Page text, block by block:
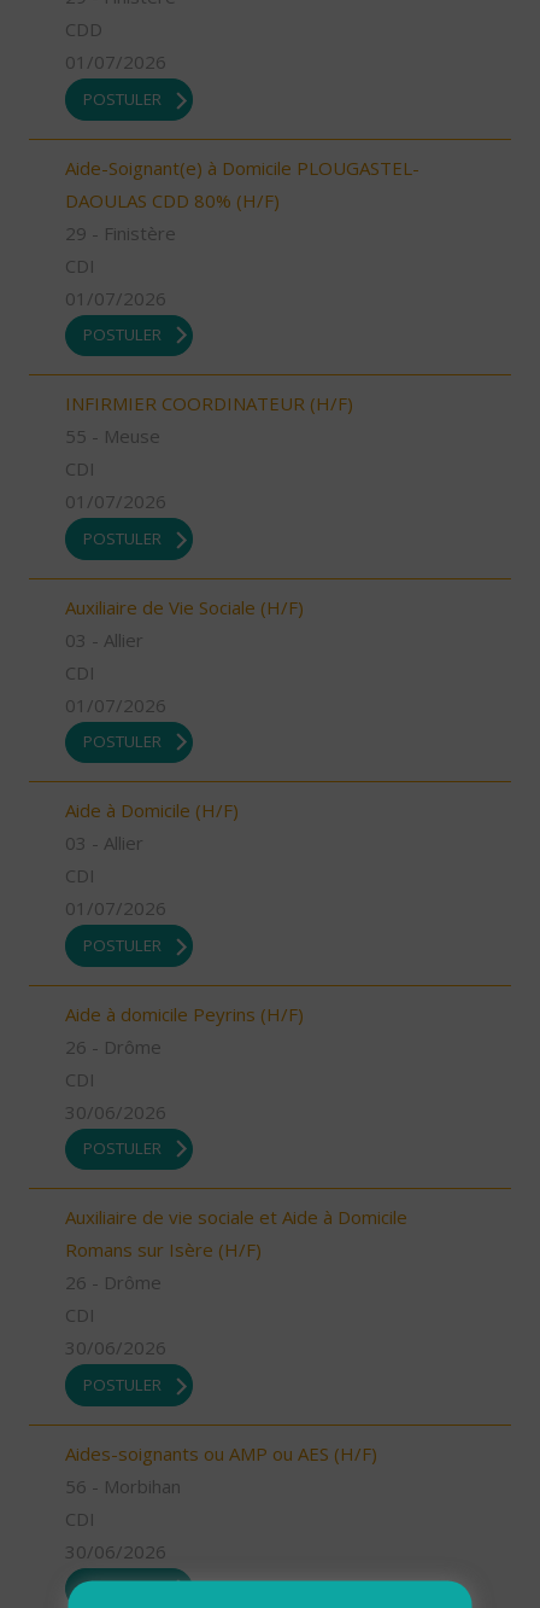
CDD
01/07/2026
POSTULER
Aide-Soignant(e) à Domicile PLOUGASTEL-
DAOULAS CDD 80% (H/F)
29 - Finistère
CDI
01/07/2026
POSTULER
INFIRMIER COORDINATEUR (H/F)
55 - Meuse
CDI
01/07/2026
POSTULER
Auxiliaire de Vie Sociale (H/F)
03 - Allier
CDI
01/07/2026
POSTULER
Aide à Domicile (H/F)
03 - Allier
CDI
01/07/2026
POSTULER
Aide à domicile Peyrins (H/F)
26 - Drôme
CDI
30/06/2026
POSTULER
Auxiliaire de vie sociale et Aide à Domicile
Romans sur Isère (H/F)
26 - Drôme
CDI
30/06/2026
POSTULER
Aides-soignants ou AMP ou AES (H/F)
56 - Morbihan
CDI
30/06/2026
POSTULER